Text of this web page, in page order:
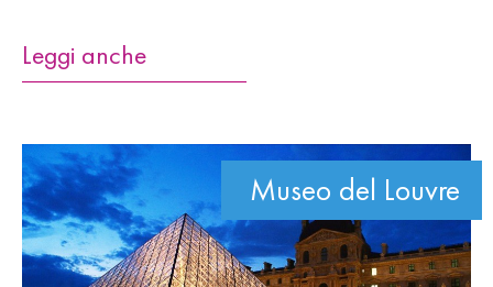
Leggi anche
Museo del Louvre